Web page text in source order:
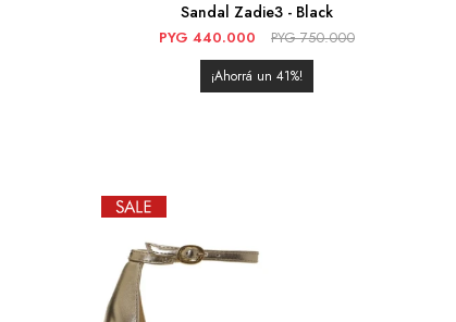
Sandal Zadie3 - Black
PYG 440.000 PYG 750.000
41